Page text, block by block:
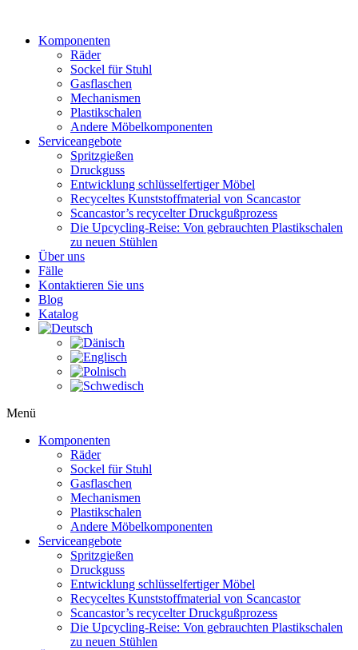
wechselnKomponenten
Räder
Sockel für Stuhl
Gasflaschen
Mechanismen
Plastikschalen
Andere Möbelkomponenten
Serviceangebote
Spritzgießen
Druckguss
Entwicklung schlüsselfertiger Möbel
Recyceltes Kunststoffmaterial von Scancastor
Scancastor’s recycelter Druckgußprozess
Die Upcycling-Reise: Von gebrauchten Plastikschalen
zu neuen Stühlen
Über uns
Fälle
Kontaktieren Sie uns
Blog
Katalog
Menü
Komponenten
Räder
Sockel für Stuhl
Gasflaschen
Mechanismen
Plastikschalen
Andere Möbelkomponenten
Serviceangebote
Spritzgießen
Druckguss
Entwicklung schlüsselfertiger Möbel
Recyceltes Kunststoffmaterial von Scancastor
Scancastor’s recycelter Druckgußprozess
Die Upcycling-Reise: Von gebrauchten Plastikschalen
zu neuen Stühlen